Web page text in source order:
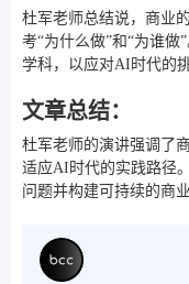
杜军老师总结说，商业
考“为什么做”和“为谁
学科，以应对AI时代的挑
文章总结：
杜军老师的演讲强调了
适应AI时代的实践路径
问题并构建可持续的商业